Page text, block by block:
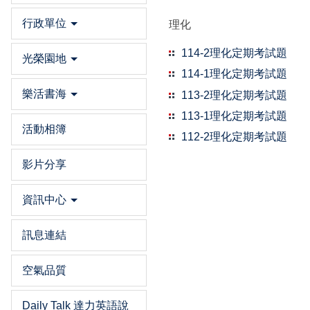
行政單位
光榮園地
樂活書海
活動相簿
影片分享
資訊中心
訊息連結
空氣品質
Daily Talk 達力英語說
理化
114-2理化定期考試題
114-1理化定期考試題
113-2理化定期考試題
113-1理化定期考試題
112-2理化定期考試題